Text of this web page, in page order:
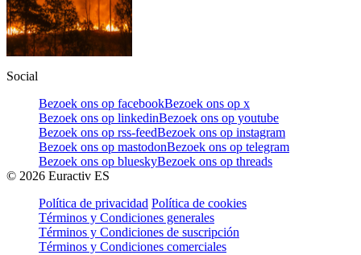
Social
Bezoek ons op facebookBezoek ons op x
Bezoek ons op linkedinBezoek ons op youtube
Bezoek ons op rss-feedBezoek ons op instagram
Bezoek ons op mastodonBezoek ons op telegram
Bezoek ons op blueskyBezoek ons op threads
© 2026 Euractiv ES
Política de privacidad Política de cookies
Términos y Condiciones generales
Términos y Condiciones de suscripción
Términos y Condiciones comerciales